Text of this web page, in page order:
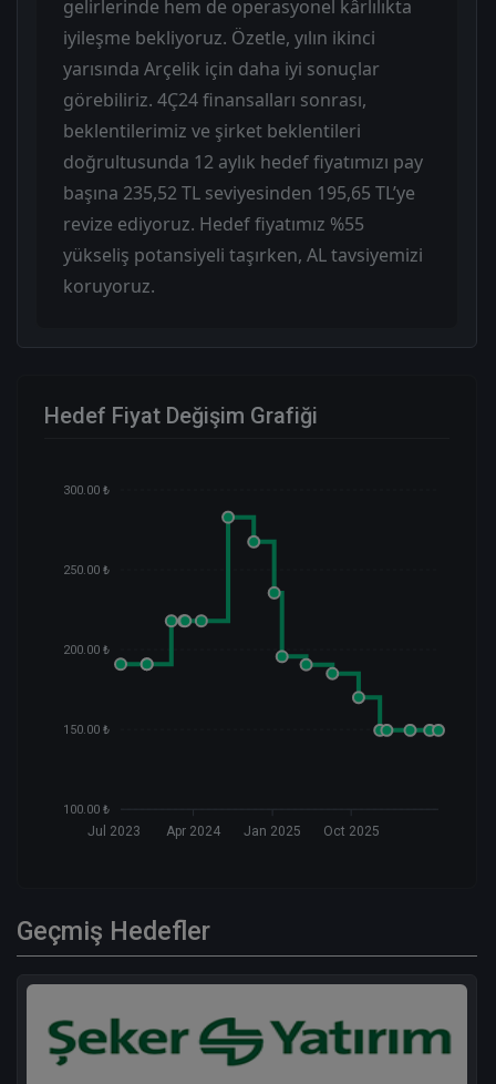
gelirlerinde hem de operasyonel kârlılıkta
iyileşme bekliyoruz. Özetle, yılın ikinci
yarısında Arçelik için daha iyi sonuçlar
görebiliriz. 4Ç24 finansalları sonrası,
beklentilerimiz ve şirket beklentileri
doğrultusunda 12 aylık hedef fiyatımızı pay
başına 235,52 TL seviyesinden 195,65 TL’ye
revize ediyoruz. Hedef fiyatımız %55
yükseliş potansiyeli taşırken, AL tavsiyemizi
koruyoruz.
Hedef Fiyat Değişim Grafiği
300.00 ₺
250.00 ₺
200.00 ₺
150.00 ₺
100.00 ₺
Jul 2023 Apr 2024 Jan 2025 Oct 2025
Geçmiş Hedefler